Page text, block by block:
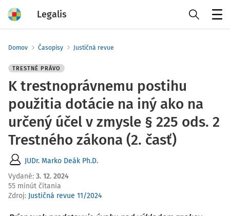
Legalis
Domov Časopisy Justičná revue
TRESTNÉ PRÁVO
K trestnoprávnemu postihu
použitia dotácie na iný ako na
určený účel v zmysle § 225 ods. 2
Trestného zákona (2. časť)
JUDr. Marko Deák Ph.D.
Vydané: 3. 12. 2024
55 minút čítania
Zdroj: Justičná revue 11/2024